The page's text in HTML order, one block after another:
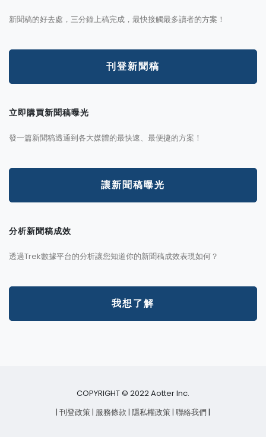
新聞稿的好去處，三分鐘上稿完成，最快接觸最多讀者的方案！
刊登新聞稿
立即購買新聞稿曝光
發一篇新聞稿透通到各大媒體的最快速、最便捷的方案！
讓新聞稿曝光
分析新聞稿成效
透過Trek數據平台的分析讓您知道你的新聞稿成效表現如何？
我想了解
COPYRIGHT © 2022 Aotter Inc.
| 刊登政策| 服務條款 | 隱私權政策| 聯絡我們 |